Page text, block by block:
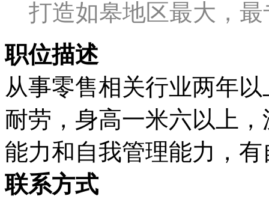
打造如皋地区最大，
职位描述
从事零售相关行业两年
耐劳，身高一米六以上
能力和自我管理能力，
联系方式